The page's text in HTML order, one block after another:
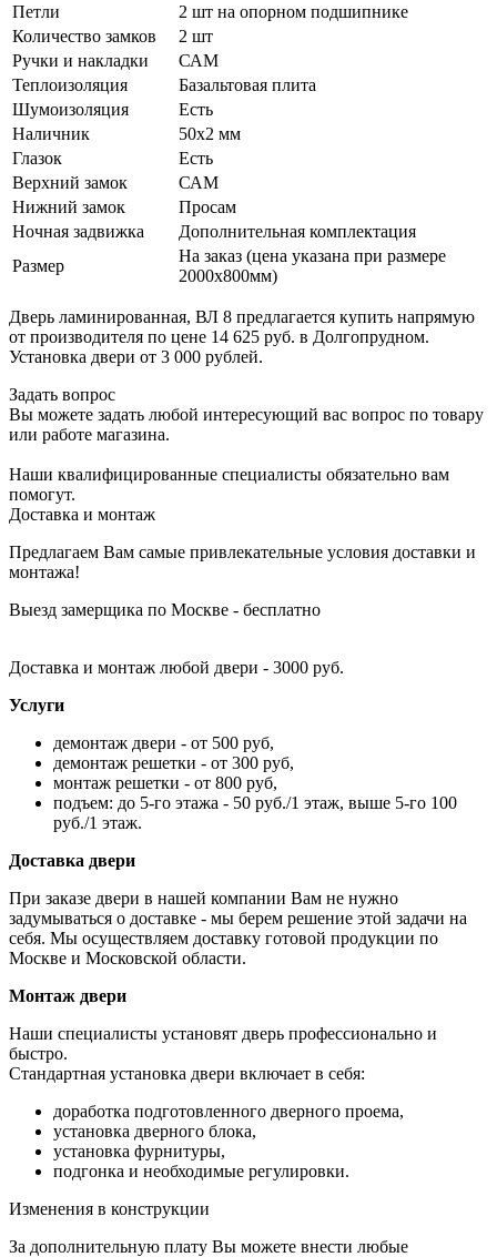
Петли
2 шт на опорном подшипнике
Количество замков
2 шт
Ручки и накладки
САМ
Теплоизоляция
Базальтовая плита
Шумоизоляция
Есть
Наличник
50х2 мм
Глазок
Есть
Верхний замок
САМ
Нижний замок
Просам
Ночная задвижка
Дополнительная комплектация
Размер
На заказ (цена указана при размере
2000х800мм)
Дверь ламинированная, ВЛ 8 предлагается купить напрямую
от производителя по цене 14 625 руб. в Долгопрудном.
Установка двери от 3 000 рублей.
Задать вопрос
Вы можете задать любой интересующий вас вопрос по товару
или работе магазина.
Наши квалифицированные специалисты обязательно вам
помогут.
Доставка и монтаж
Предлагаем Вам самые привлекательные условия доставки и
монтажа!
Выезд замерщика по Москве - бесплатно
Доставка и монтаж любой двери - 3000 руб.
Услуги
демонтаж двери - от 500 руб,
демонтаж решетки - от 300 руб,
монтаж решетки - от 800 руб,
подъем: до 5-го этажа - 50 руб./1 этаж, выше 5-го 100
руб./1 этаж.
Доставка двери
При заказе двери в нашей компании Вам не нужно
задумываться о доставке - мы берем решение этой задачи на
себя. Мы осуществляем доставку готовой продукции по
Москве и Московской области.
Монтаж двери
Наши специалисты установят дверь профессионально и
быстро.
Стандартная установка двери включает в себя:
доработка подготовленного дверного проема,
установка дверного блока,
установка фурнитуры,
подгонка и необходимые регулировки.
Изменения в конструкции
За дополнительную плату Вы можете внести любые